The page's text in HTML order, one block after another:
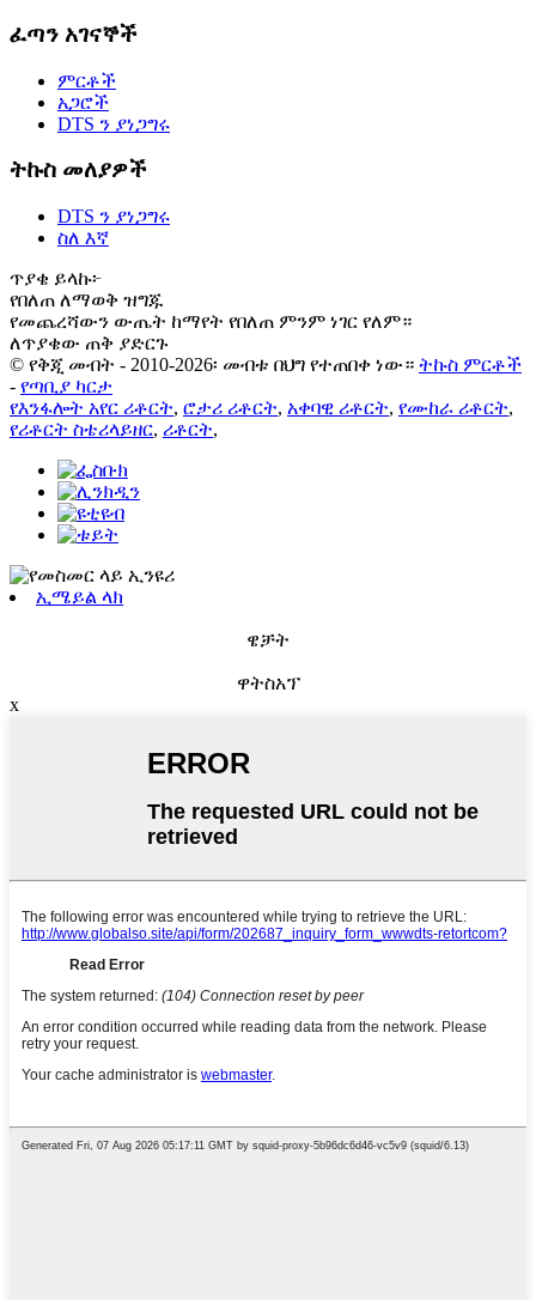
ፈጣን አገናኞች
ምርቶች
አጋሮች
DTS ን ያነጋግሩ
ትኩስ መለያዎች
DTS ን ያነጋግሩ
ስለ እኛ
ጥያቄ ይላኩ፦
የበለጠ ለማወቅ ዝግጁ
የመጨረሻውን ውጤት ከማየት የበለጠ ምንም ነገር የለም።
ለጥያቄው ጠቅ ያድርጉ
© የቅጂ መብት - 2010-2026፡ መብቱ በህግ የተጠበቀ ነው። ትኩስ ምርቶች
- የጣቢያ ካርታ
የእንፋሎት አየር ሪቶርት, ሮታሪ ሪቶርት, አቀባዊ ሪቶርት, የሙከራ ሪቶርት,
የሪቶርት ስቴሪላይዘር, ሪቶርት,
ኢሜይል ላክ
ዌቻት
ዋትስአፕ
x